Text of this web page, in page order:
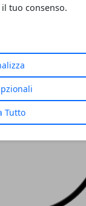
tuo consenso.
Tutto